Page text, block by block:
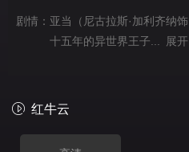
剧情： 亚当（尼古拉斯·加利齐纳
十五年的异世界王子...
展开
红牛云